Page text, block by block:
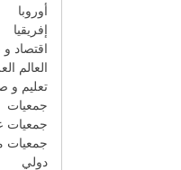
أوروبا
إفريقيا
اقتصاد
العالم
تعليم و
جمعيات
جمعيات
جمعيات
دولي